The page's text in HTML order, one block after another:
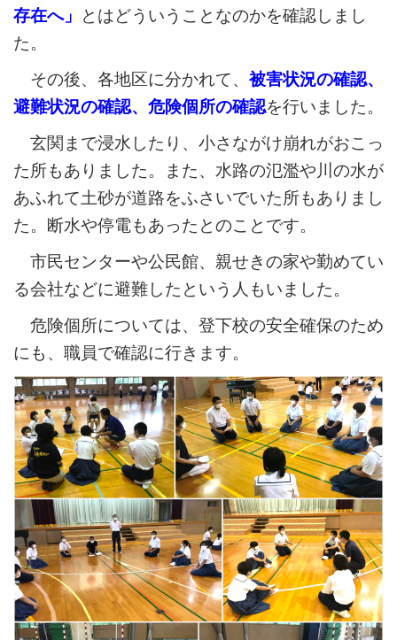
存在へ」 とはどういうことなのかを確認しまし
た。
その後、各地区に分かれて、被害状況の確認、
避難状況の確認、危険個所の確認を行いました。
玄関まで浸水したり、小さながけ崩れがおこっ
た所もありました。また、水路の氾濫や川の水が
あふれて土砂が道路をふさいでいた所もありまし
た。断水や停電もあったとのことです。
市民センターや公民館、親せきの家や勤めてい
る会社などに避難したという人もいました。
危険個所については、登下校の安全確保のため
にも、職員で確認に行きます。